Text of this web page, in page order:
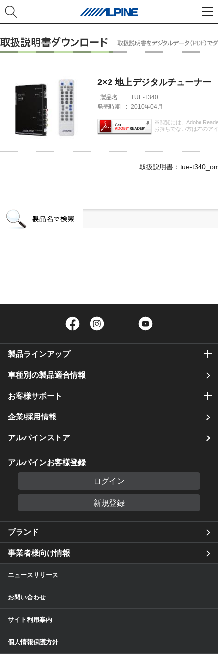
2×2 地上デジタルチューナー
製品名 : TUE-T340
発売時期
: 2010年04月
※閲覧には、Adobe
お持ちでない方は左のア
取扱説明書：tue-
Facebook Twitter
製品ラインアップ
車種別の製品適合情報
お客様サポート
企業/採用情報
アルパインストア
アルパインお客様登録
ログイン
新規登録
ブランド
事業者様向け情報
ニュースリリース
お問い合わせ
サイト利用案内
個人情報保護方針